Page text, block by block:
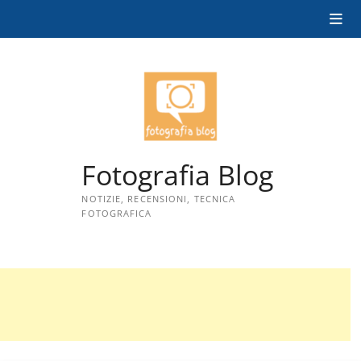
Fotografia Blog
NOTIZIE, RECENSIONI, TECNICA
FOTOGRAFICA